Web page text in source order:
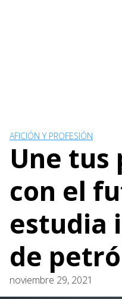
AFICIÓN Y PROFESIÓN
Une tus
con el
estudia
de
noviembre 29, 2021